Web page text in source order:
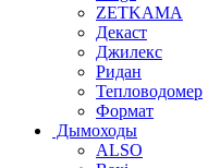
ZETKAMA
Декаст
Джилекс
Ридан
Тепловодомер
Формат
Дымоходы
ALSO